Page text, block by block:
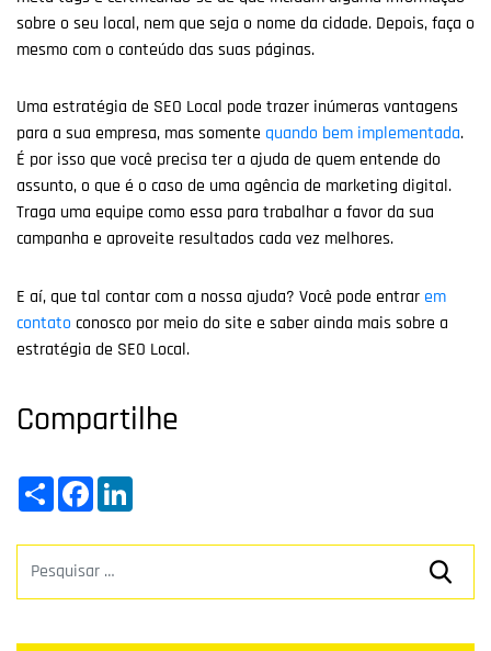
sobre o seu local, nem que seja o nome da cidade. Depois, faça o
mesmo com o conteúdo das suas páginas.
Uma estratégia de SEO Local pode trazer inúmeras vantagens
para a sua empresa, mas somente quando bem implementada.
É por isso que você precisa ter a ajuda de quem entende do
assunto, o que é o caso de uma agência de marketing digital.
Traga uma equipe como essa para trabalhar a favor da sua
campanha e aproveite resultados cada vez melhores.
E aí, que tal contar com a nossa ajuda? Você pode entrar em
contato conosco por meio do site e saber ainda mais sobre a
estratégia de SEO Local.
Compartilhe
ShareFacebook